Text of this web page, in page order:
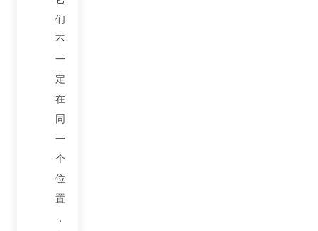
们
不
一
定
在
同
一
个
位
置
，